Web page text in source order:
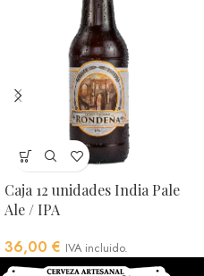
Caja 12 unidades India Pale
Ale / IPA
36,00 € IVA incluido.